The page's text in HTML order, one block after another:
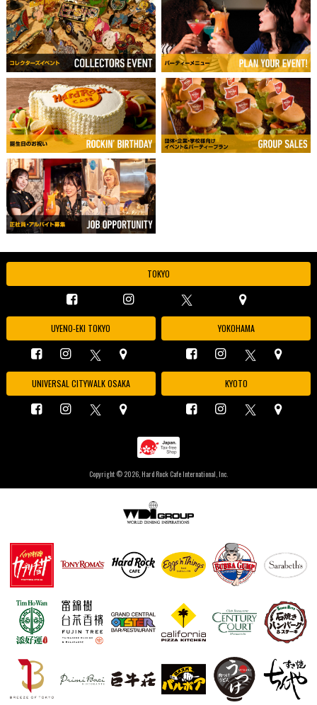
TOKYO
UYENO-EKI TOKYO YOKOHAMA
UNIVERSAL CITYWALK OSAKA KYOTO
Copyright © 2026, Hard Rock Cafe International, Inc.